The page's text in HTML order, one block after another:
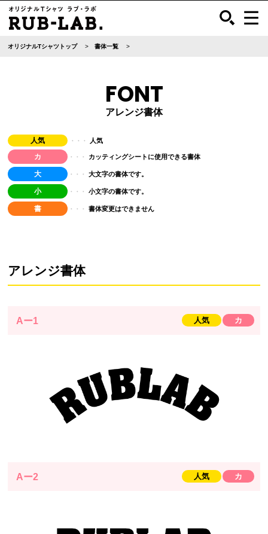
オリジナルTシャツトップ 書体一覧
FONT
アレンジ書体
人気 ・・・ 人気
カ ・・・ カッティングシートに使用できる書体
大 ・・・ 大文字の書体です。
小 ・・・ 小文字の書体です。
書 ・・・ 書体変更はできません
アレンジ書体
Aー1 人気 カ
Aー2 人気 カ